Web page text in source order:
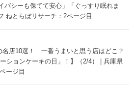
シーも保てて安心」「ぐっすり眠れま
ねとらぼリサーチ：2ページ目
名店10選！ 一番うまいと思う店はどこ？
ーションケーキの日」！】（2/4） | 兵庫県
ージ目